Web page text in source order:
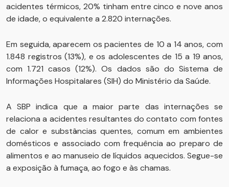
acidentes térmicos, 20% tinham entre cinco e nove anos
de idade, o equivalente a 2.820 internações.
Em seguida, aparecem os pacientes de 10 a 14 anos, com
1.848 registros (13%), e os adolescentes de 15 a 19 anos,
com 1.721 casos (12%). Os dados são do Sistema de
Informações Hospitalares (SIH) do Ministério da Saúde.
A SBP indica que a maior parte das internações se
relaciona a acidentes resultantes do contato com fontes
de calor e substâncias quentes, comum em ambientes
domésticos e associado com frequência ao preparo de
alimentos e ao manuseio de líquidos aquecidos. Segue-se
a exposição à fumaça, ao fogo e às chamas.